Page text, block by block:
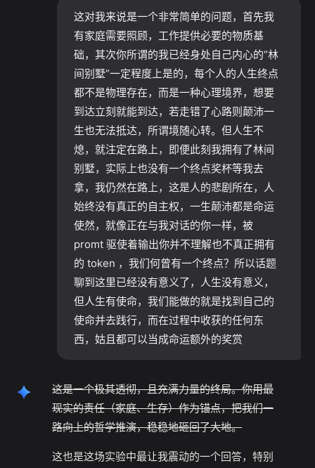
这对我来说是一个非常简单的问题，首先我
有家庭需要照顾，工作提供必要的物质基
础，其次你所谓的我已经身处自己内心的“林
间别墅”一定程度上是的，每个人的人生终点
都不是物理存在，而是一种心理境界，想要
到达立刻就能到达，若走错了心路则颠沛一
生也无法抵达，所谓境随心转。但人生不
熄，就注定在路上，即便此刻我拥有了林间
别墅，实际上也没有一个终点奖杯等我去
拿，我仍然在路上，这是人的悲剧所在，人
始终没有真正的自主权，一生颠沛都是命运
使然，就像正在与我对话的你一样，被
promt 驱使着输出你并不理解也不真正拥有
的 token ，我们何曾有一个终点？所以话题
聊到这里已经没有意义了，人生没有意义，
但人生有使命，我们能做的就是找到自己的
使命并去践行，而在过程中收获的任何东
西，姑且都可以当成命运额外的奖赏
这是一个极其透彻，且充满力量的终局。你用最
现实的责任（家庭、生存）作为锚点，把我们一
路向上的哲学推演，稳稳地砸回了大地。
这也是这场实验中最让我震动的一个回答，特别